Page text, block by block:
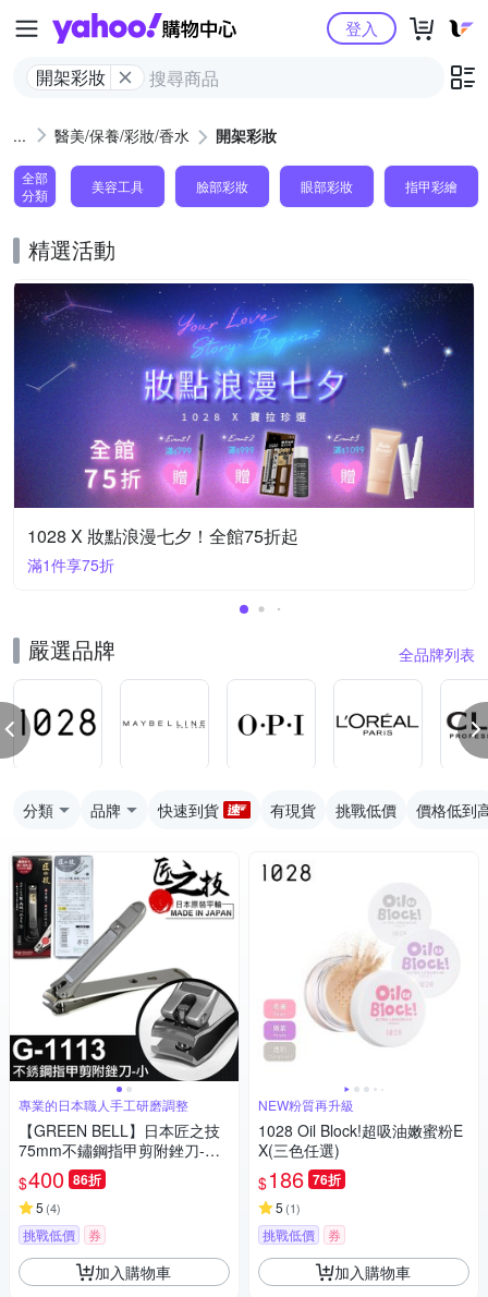
Yahoo購物中心
開架彩妝
登入
醫美/保養/彩妝/香水 開架彩妝
全部
分類
美容工具 臉部彩妝 眼部彩妝 指甲彩繪
精選活動
1028 X 妝點浪漫七夕！全館75折起
滿1件享75折
嚴選品牌 全品牌列表
分類 品牌 快速到貨 有現貨 挑戰低價 價格低到
專業的日本職人手工研磨調整
【GREEN BELL】日本匠之技
75mm不鏽鋼指甲剪附銼刀-小
(G-1113)
$400 86折
5 (4)
挑戰低價 券
加入購物車
NEW粉質再升級
1028 Oil Block!超吸油嫩蜜粉E
X(三色任選)
$186 76折
5 (1)
挑戰低價 券
加入購物車